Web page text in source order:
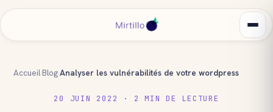
Accueil BlogAnalyser les vulnérabilités de votre wordpress
20 JUIN 2022 · 2 MIN DE LECTURE